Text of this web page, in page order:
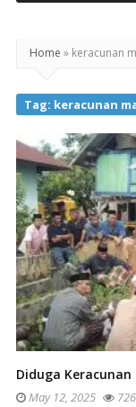
Home » keracunan
Tag: keracunan
Diduga
May 12, 2025 726